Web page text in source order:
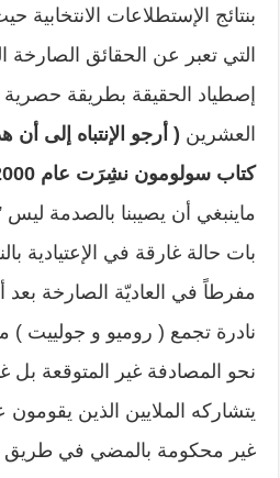
بنتائج الإستطلاعات الانتخابية
التي تعبر عن الحقائق الصارخة
إصطياد الحقيقة بطريقة
العشرين ( أرجو الإنتباه إلى أن
كتاب سولومون نشِرَت عام 2000 ، المترجم ) .
ماينبغي أن يصيبنا بالصدمة
بات حالة غارقة في الإعتيادية
مفرطاً في العاديّة الصارخة
نادرة تجمع ( روميو و جولييت
نحو المصادفة غير المتوقعة بل
يتشاركه الملايين الذين
غير محكومة بالمضي في طريق